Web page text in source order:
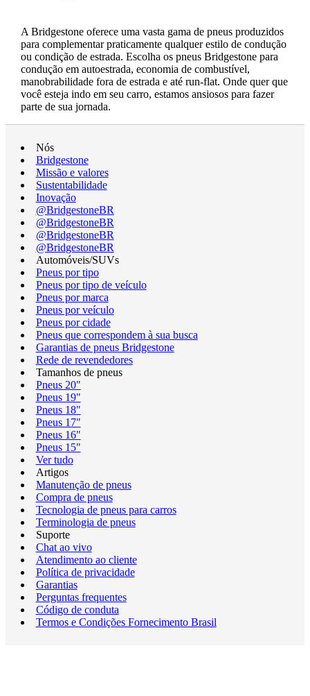
A Bridgestone oferece uma vasta gama de pneus produzidos
para complementar praticamente qualquer estilo de condução
ou condição de estrada. Escolha os pneus Bridgestone para
condução em autoestrada, economia de combustível,
manobrabilidade fora de estrada e até run-flat. Onde quer que
você esteja indo em seu carro, estamos ansiosos para fazer
parte de sua jornada.
Nós
Bridgestone
Missão e valores
Sustentabilidade
Inovação
@BridgestoneBR
@BridgestoneBR
@BridgestoneBR
@BridgestoneBR
Automóveis/SUVs
Pneus por tipo
Pneus por tipo de veículo
Pneus por marca
Pneus por veículo
Pneus por cidade
Pneus que correspondem à sua busca
Garantias de pneus Bridgestone
Rede de revendedores
Tamanhos de pneus
Pneus 20"
Pneus 19"
Pneus 18"
Pneus 17"
Pneus 16"
Pneus 15"
Ver tudo
Artigos
Manutenção de pneus
Compra de pneus
Tecnologia de pneus para carros
Terminologia de pneus
Suporte
Chat ao vivo
Atendimento ao cliente
Política de privacidade
Garantias
Perguntas frequentes
Código de conduta
Termos e Condições Fornecimento Brasil